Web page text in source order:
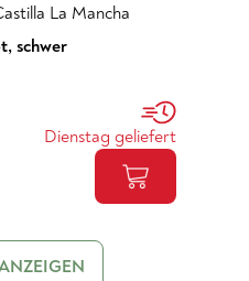
La Mancha
schwer
Dienstag geliefert